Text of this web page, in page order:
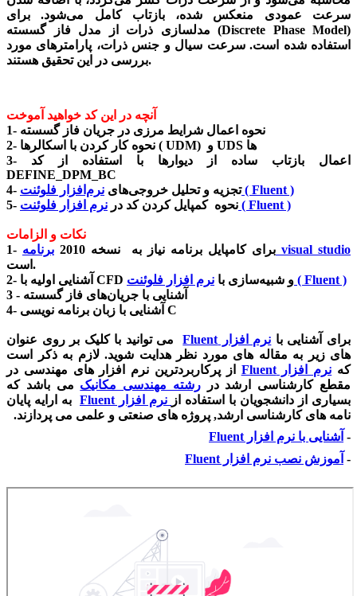
سرعت عمودی منعکس شده، بازتاب کامل می‌شود. برای
مدلسازی ذرات از مدل فاز گسسته (Discrete Phase Model)
استفاده شده است. سرعت سیال و جنس ذرات، پارامترهای مورد
بررسی در این تحقیق هستند.
آنچه در این کد خواهید آموخت
1- نحوه اعمال شرایط مرزی در جریان فاز گسسته
3- اعمال بازتاب ساده از دیوارها با استفاده از کد
DEFINE_DPM_BC
4- تجزیه و تحلیل خروجی‌هاینرم‌افزار فلوئنت ( Fluent )
5- نحوه کمپایل کردن کد در نرم افزار فلوئنت ( Fluent )
نکات و الزامات
1- برای کامپایل برنامه نیاز به نسخه 2010 برنامه visual studio
است.
2- آشنایی اولیه با CFD و شبیه‌سازی با نرم افزار فلوئنت ( Fluent )
3 - آشنایی با جریان‌های فاز گسسته
4- آشنایی با زبان برنامه نویسی C
برای آشنایی با نرم افزار Fluentمی توانید با کلیک بر روی عنوان
های زیر به مقاله های مورد نظر هدایت شوید. لازم به ذکر است
که نرم افزارFluent از پرکاربردترین نرم افزار های مهندسی در
مقطع کارشناسی ارشد دررشته مهندسی مکانیک می باشد که
بسیاری از دانشجویان با استفاده از نرم افزار Fluent به ارایه پایان
نامه های کارشناسی ارشد, پروژه های صنعتی و علمی می پردازند.
- آشنایی با نرم افزار Fluent
- آموزش نصب نرم افزار Fluent